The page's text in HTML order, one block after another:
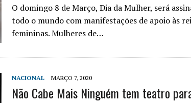
O domingo 8 de Março, Dia da Mulher, será
todo o mundo com manifestações de apoio às
femininas. Mulheres de…
NACIONAL MARÇO 7, 2020
Não Cabe Mais Ninguém tem teatro